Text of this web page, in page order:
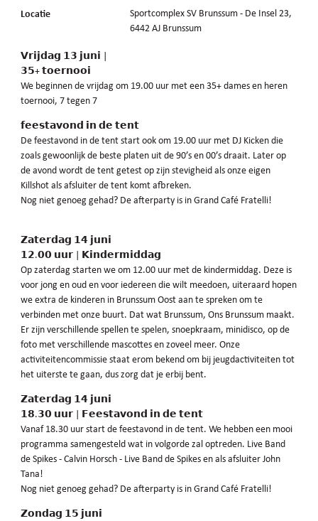
Locatie
Sportcomplex SV Brunssum - De Insel 23,
6442 AJ Brunssum
𝗩𝗿𝗶𝗷𝗱𝗮𝗴 𝟭𝟯 𝗷𝘂𝗻𝗶 |
𝟯𝟱+ 𝘁𝗼𝗲𝗿𝗻𝗼𝗼𝗶
We beginnen de vrijdag om 19.00 uur met een 35+ dames en heren
toernooi, 7 tegen 7
𝗳𝗲𝗲𝘀𝘁𝗮𝘃𝗼𝗻𝗱 𝗶𝗻 𝗱𝗲 𝘁𝗲𝗻𝘁
De feestavond in de tent start ook om 19.00 uur met DJ Kicken die
zoals gewoonlijk de beste platen uit de 90’s en 00’s draait. Later op
de avond wordt de tent getest op zijn stevigheid als onze eigen
Killshot als afsluiter de tent komt afbreken.
Nog niet genoeg gehad? De afterparty is in Grand Café Fratelli!
𝗭𝗮𝘁𝗲𝗿𝗱𝗮𝗴 𝟭𝟰 𝗷𝘂𝗻𝗶
𝟭𝟮.𝟬𝟬 𝘂𝘂𝗿 | 𝗞𝗶𝗻𝗱𝗲𝗿𝗺𝗶𝗱𝗱𝗮𝗴
Op zaterdag starten we om 12.00 uur met de kindermiddag. Deze is
voor jong en oud en voor iedereen die wilt meedoen, uiteraard hopen
we extra de kinderen in Brunssum Oost aan te spreken om te
verbinden met onze buurt. Dat wat Brunssum, Ons Brunssum maakt.
Er zijn verschillende spellen te spelen, snoepkraam, minidisco, op de
foto met verschillende mascottes en zoveel meer. Onze
activiteitencommissie staat erom bekend om bij jeugdactiviteiten tot
het uiterste te gaan, dus zorg dat je erbij bent.
𝗭𝗮𝘁𝗲𝗿𝗱𝗮𝗴 𝟭𝟰 𝗷𝘂𝗻𝗶
𝟭𝟴.𝟯𝟬 𝘂𝘂𝗿 | 𝗙𝗲𝗲𝘀𝘁𝗮𝘃𝗼𝗻𝗱 𝗶𝗻 𝗱𝗲 𝘁𝗲𝗻𝘁
Vanaf 18.30 uur start de feestavond in de tent. We hebben een mooi
programma samengesteld wat in volgorde zal optreden. Live Band
de Spikes - Calvin Horsch - Live Band de Spikes en als afsluiter John
Tana!
Nog niet genoeg gehad? De afterparty is in Grand Café Fratelli!
𝗭𝗼𝗻𝗱𝗮𝗴 𝟭𝟱 𝗷𝘂𝗻𝗶